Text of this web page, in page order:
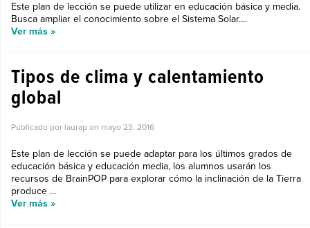
Este plan de lección se puede utilizar en educación básica y media.
Busca ampliar el conocimiento sobre el Sistema Solar....
Ver más »
Tipos de clima y calentamiento
global
Publicado por laurap on mayo 23, 2016
Este plan de lección se puede adaptar para los últimos grados de
educación básica y educación media, los alumnos usarán los
recursos de BrainPOP para explorar cómo la inclinación de la Tierra
produce ...
Ver más »